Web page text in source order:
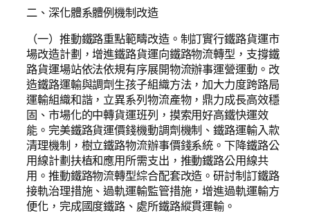
二、深化體系體例機制改造
（一）推動鐵路重點範疇改造。制訂實行鐵路貨運市
場改造計劃，增進鐵路貨運向鐵路物流轉型，支撐鐵
路貨運場站依法依規有序展開物流辦事運營運動。改
造鐵路運輸與調劑生孩子組織方法，加大力度跨路局
運輸組織和諧，立異系列物流產物，鼎力成長高效穩
固、市場化的中轉貨運班列，摸索用好高鐵快運效
能。完美鐵路貨運價錢機動調劑機制、鐵路運輸入款
清理機制，樹立鐵路物流辦事價錢系統。下降鐵路公
用線計劃扶植和應用所需支出，推動鐵路公用線共
用。推動鐵路物流轉型綜合配套改造。研討制訂鐵路
接軌治理措施、過軌運輸監管措施，增進過軌運輸方
便化，完成國度鐵路、處所鐵路縱貫運輸。